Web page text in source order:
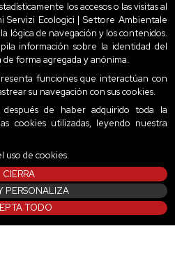
los accesos o las visitas al
Servizi Ecologici | Settore Ambientale
lógica de navegación y los contenidos.
información sobre la identidad del
forma agregada y anónima.
funciones que interactúan con
su navegación con sus cookies.
de haber adquirido toda la
cookies utilizadas, leyendo nuestra
uso de cookies.
CIERRA
PERSONALIZA
TODO